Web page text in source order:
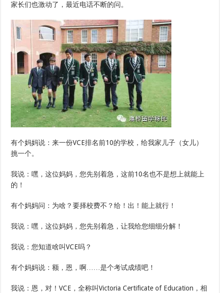
家长们也激动了，最近电话不断的问。
有个妈妈说：来一份VCE排名前10的学校，给我家儿子（女儿）
挑一个。
我说：嘿，这位妈妈，您先别着急，这前10名也不是想上就能上
的！
有个妈妈问：为啥？要择校费不？给！出！能上就行！
我说：嘿，这位妈妈，您先别着急，让我给您细细分解！
我说：您知道啥叫VCE吗？
有个妈妈说：额，恩，啊……是个考试成绩吧！
我说：恩，对！VCE，全称叫Victoria Certificate of Education，相